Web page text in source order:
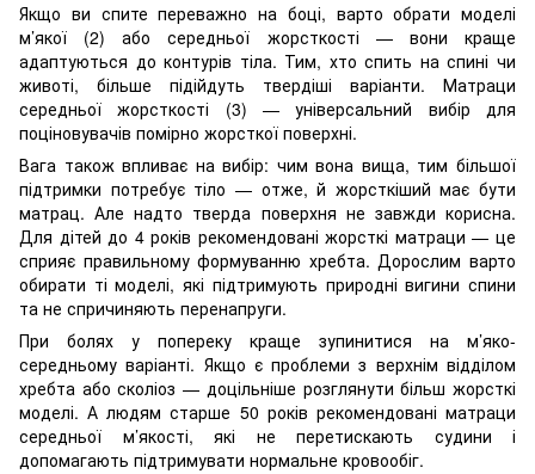
Якщо ви спите переважно на боці, варто обрати моделі
м’якої (2) або середньої жорсткості — вони краще
адаптуються до контурів тіла. Тим, хто спить на спині чи
животі, більше підійдуть твердіші варіанти. Матраци
середньої жорсткості (3) — універсальний вибір для
поціновувачів помірно жорсткої поверхні.
Вага також впливає на вибір: чим вона вища, тим більшої
підтримки потребує тіло — отже, й жорсткіший має бути
матрац. Але надто тверда поверхня не завжди корисна.
Для дітей до 4 років рекомендовані жорсткі матраци — це
сприяє правильному формуванню хребта. Дорослим варто
обирати ті моделі, які підтримують природні вигини спини
та не спричиняють перенапруги.
При болях у попереку краще зупинитися на м’яко-
середньому варіанті. Якщо є проблеми з верхнім відділом
хребта або сколіоз — доцільніше розглянути більш жорсткі
моделі. А людям старше 50 років рекомендовані матраци
середньої м’якості, які не перетискають судини і
допомагають підтримувати нормальне кровообіг.